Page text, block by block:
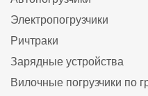
Электропогрузчики
Ричтраки
Зарядные устройства
Вилочные погрузчики по